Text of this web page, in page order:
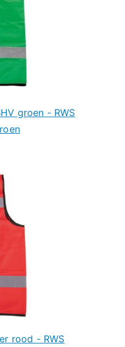
groen - RWS
rood - RWS